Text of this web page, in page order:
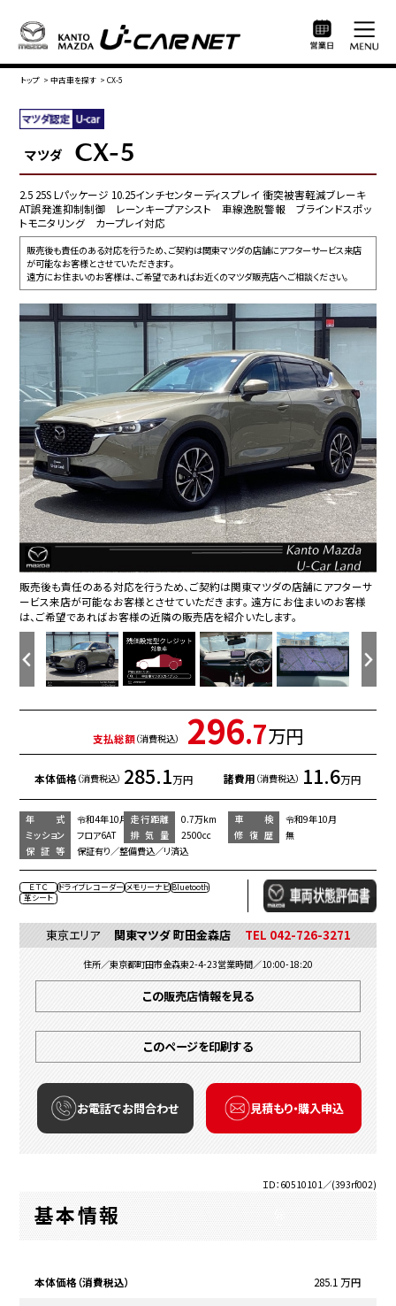
トップ > 中古車を探す > CX-5
マツダ CX-5
2.5 25S Lパッケージ 10.25インチセンターディスプレイ 衝突被害軽減ブレーキ
AT誤発進抑制制御 レーンキープアシスト 車線逸脱警報 ブラインドスポッ
トモニタリング カープレイ対応
販売後も責任のある対応を行うため、ご契約は関東マツダの店舗にアフターサービス来店
が可能なお客様とさせていただきます。
遠方にお住まいのお客様は、ご希望であればお近くのマツダ販売店へご相談ください。
販売後も責任のある対応を行うため、ご契約は関東マツダの店舗にアフターサ
ービス来店が可能なお客様とさせていただきます。 遠方にお住まいのお客様
は、ご希望であればお客様の近隣の販売店を紹介いたします。
中古車残価設定型クレジット取扱中。詳しくは店舗までお問合せ下さい。
細部まで作り込まれた造形美！毎日でも運転して『人馬一体』を楽しみたくなりま
す。是非、クルマに触れてその質感を味わってください。
ナビやフルセグＴＶ、インターネットラジオやBluetoothなどのエンターテーメン
ト機能を凝縮したマツダコネクト！
狭い場所での駐車やすれ違いなどでより的確な運転操作に役立つ３６０°ビュー
モニターが装備されています。
ＴＣＳ（トラクションコントロールシステム）＆ＤＳＣ（横滑り防止機構）やＢＳＭ（隣
車線上の側・後方からの車両接近を通知）、ＬＤＷＳ（車線逸脱警報システム）で
安全運転をサポート！
立体感があり、シート中央部とサイド部をくっきりと分断したサポート性の高い
形状のシートが「人馬一体」感を強く演出しています。
シートメモリー機能を備える１０ＷＡＹパワーシートを装備！体格や好みに応じ
たポジションをスムーズに調整できます。
キメが細かく弾力性に富んだ振動吸収ウレタンの採用により、体を包み込んでく
れるような心地よいフィット感を実現！
後席もゆったりとくつろげるスペースを確保し、万が一の前面衝突時には後席乗
員の下半身がシートから滑り落ちることを抑制する構造になってます。
ラゲッジルームの広さはもちろん、4:2:4分割可倒式シートバックにより、様々な
シチュエーションに応じた使い方ができます。
トランク側からレバーワンタッチで両席ともシートを倒せば広々ラゲッジスペー
スの完成です！
さまざまなオーディオソースが楽しめます！地デジつき！スマホとの連動も楽々で
す♪
地図データの更新ご希望のお客様は販売店スタッフにご相談ください。
危険な状況になってから対処するのではなくもっと前の段階から安全について
考え設計する。それがマツダの安全に対する考え方です。
i-ＤＭ（インテリジェント・ドライブ・マスター）は運転操作の無駄を抑えたスムー
ズな運転をサポートし、快適なドライブや燃料消費を抑える事にも役立つアイテ
ムです。
温度の設定のみで快適な風量やモードなどを自動調整してくれるフルオートエ
アコンを装備！
ステアリングヒーターとシートヒーターが装備されていますので、寒い冬の日で
も快適なドライブをお楽しみいただけます！
アクセルペダルを踏み込む量や速さに応じて変速パターンをし、人馬一体の運
転感覚を発揮してくれる６速オートマ！
手元を見なくてもノールックで直感的に操作が出来るコマンダーコントロール
はドライバーの気持ちに寄り添える様にと、マツダの考え方を具現化したひとつ
の例です。
オーディオリモートコントロールスイッチにより、手元でのステレオ操作や、ハン
ズフリー通話が楽しめます。
ＭＲＣＣ（マツダレーダークルーズコントロール）は先行車との車間を維持しなが
ら追従走行を行い、長距離でのドライバー負担を軽減させてくれます。
レバーをAUTOの位置にしているとき、レインセンサーが雨を感知すると、雨量に
応じてワイパーが自動で作動してくれるオートワイパーを装備！設定変更で非作
動にすると、間欠作動に固定されます。
夕暮れ時や連続したトンネルなど、ヘッドライト点・消灯の煩わしさから開放して
くれるオートライトが装備されています。
ＥＴＣも装着済み!さまざまな特典が受けれるＥＴＣは今やカーライフのマストア
イテム！
フロント側ドライブレコーダー。運転中の映像・音声などを記録して、交通事故や
トラブルが起きた時の正確な状況把握に役立つドライブレコーダーが装着され
ています。
リア側ドライブレコーダー。運転中の映像・音声などを記録して、交通事故やトラ
ブルが起きた時の正確な状況把握に役立つドライブレコーダーが装着されてい
ます。
車速やナビのルート誘導などを表示してくれるアクティブ・ドライビング・ディスプ
レイ。視線や焦点調節が少なく済み、気持ちよく安全に運転を楽しめます。
取り扱い説明書・整備手帳・スペアキーが揃ってますので安心です。
ＳＫＹＡＣＴＩＶ－Ｇ搭載！爽快なパワーフィールと低中速の豊かなトルクによる
実用域での扱い易さを是非体感して下さい！
ＬＥＤヘッドライト装備！明るい白色光で夜間走行時の高い視認性を確保し、ＬＥ
Ｄならではの省電力化で低燃費にも貢献しています。
純正アルミホイールがボディデザインをより一層引き立たせ、『走る歓び』を演出
しています。
各タイヤの溝もまだまだ残っております。
負担を感じることなく正確にペダルを操作することが出来ます。
体格に関係なく自然でリラックスした運転姿勢をとることが可能です♪
マツダの新しいＳＵＶスタイルＣＸ－５！シーンを選ばない美しい存在感を演出し
た『魂動デザイン』に心ときめきます。
お車の検討時には自動車保険のことも気になりますよね。是非お任せ下さい！
お客様のカーライフにぴったりの自動車保険をご提案致します。
中古車はタイミングが重要！コレだと思ったらすぐにお問い合わせ下さい！メー
ルでも♪お電話でも♪
全国のマツダ販売店（離島は除く）にて保証修理対応可能です！詳しくは店舗ス
タッフまで！
延長保証やアドバンテージローンも実施中♪お気軽にお問い合わせください♪
購入後はメンテナンスも大切。大事な愛車は長く使いたいですよね。メンテンス
商品も取り揃えております。お客様のカーライフを全面的にサポート致します！
支払総額（消費税込） 296.7万円
本体価格（消費税込） 285.1万円 諸費用 （消費税込） 11.6万円
保証等 保証有り／整備費込／リ済込
年 式 令和4年10月 走行距離 0.7万km 車 検
令和9年10月
ミッション
フロア6AT 排気量 2500cc 修復歴 無
ＥＴＣ ドライブレコーダーメモリーナビBluetooth
革シート
東京エリア 関東マツダ 町田金森店 TEL 042-726-3271
住所／東京都町田市金森東2-4-23営業時間／10:00-18:20
この販売店情報を見る
このページを印刷する
お電話でお問合わせ 見積もり・購入申込
ＩＤ：60510101／(393rf002)
基本情報
本体価格（消費税込） 285.1 万円